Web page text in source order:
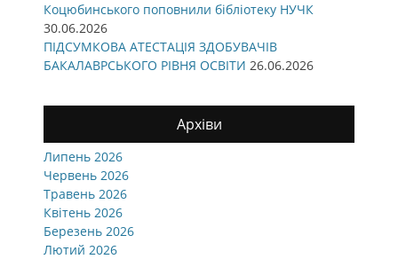
Коцюбинського поповнили бібліотеку НУЧК
30.06.2026
ПІДСУМКОВА АТЕСТАЦІЯ ЗДОБУВАЧІВ
БАКАЛАВРСЬКОГО РІВНЯ ОСВІТИ 26.06.2026
Архіви
Липень 2026
Червень 2026
Травень 2026
Квітень 2026
Березень 2026
Лютий 2026